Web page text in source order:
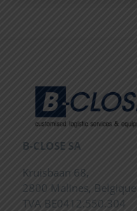
B-CLOSE SA
Kruisbaan 68,
2800 Malines, Belgique
TVA BE0412.550.304